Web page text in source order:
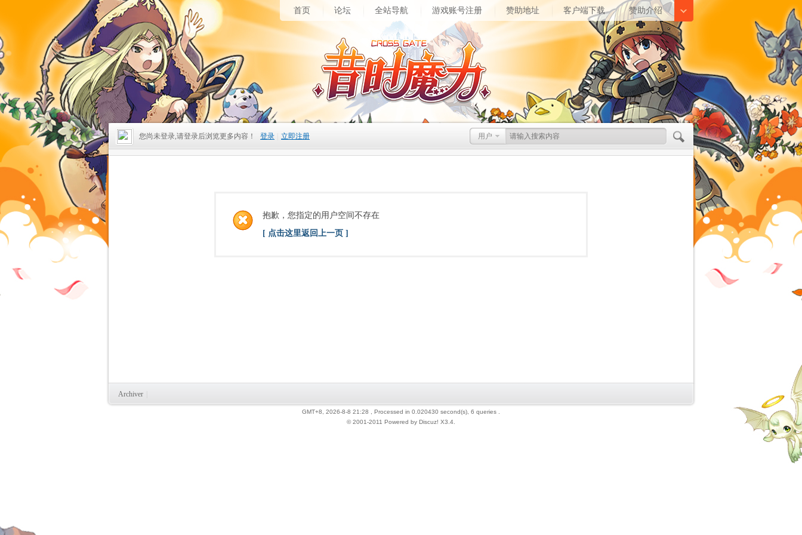
首页 论坛 全站导航 游戏账号注册 赞助地址 客户端下载 赞助介绍
用户
您尚未登录,请登录后浏览更多内容！ 登录 立即注册
抱歉，您指定的用户空间不存在
[ 点击这里返回上一页 ]
Archiver
GMT+8, 2026-8-8 21:28
, Processed in 0.020430 second(s), 6 queries .
© 2001-2011 Powered by Discuz! X3.4